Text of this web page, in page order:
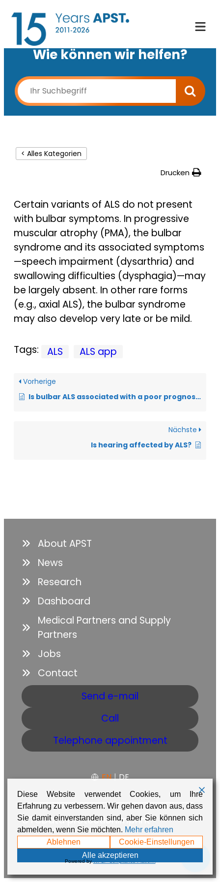
Wie können wir helfen?
< Alles Kategorien
Drucken
Certain variants of ALS do not present
with bulbar symptoms. In progressive
muscular atrophy (PMA), the bulbar
syndrome and its associated symptoms
—speech impairment (dysarthria) and
swallowing difficulties (dysphagia)—may
be largely absent. In other rare forms
(e.g., axial ALS), the bulbar syndrome
may also develop very late or be mild.
Tags: ALS ALS app
Vorherige
Is bulbar ALS associated with a poor prognosis?
Nächste
Is hearing affected by ALS?
About APST
News
Research
Dashboard
Medical Partners and Supply
Partners
Jobs
Contact
Send e-mail
Call
Telephone appointment
EN | DE
GTCData protectionImprint
Made with ❤️ in Namibia byAdaire
Diese Website verwendet Cookies, um Ihre
Erfahrung zu verbessern. Wir gehen davon aus, dass
Sie damit einverstanden sind, aber Sie können sich
abmelden, wenn Sie möchten. Mehr erfahren
Ablehnen
Cookie-Einstellungen
Alle akzeptieren
Powered by WPLP Compliance Platform